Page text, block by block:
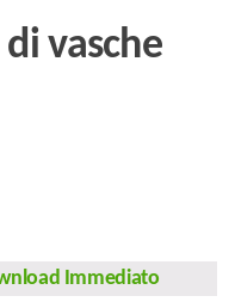
vasche
Immediato